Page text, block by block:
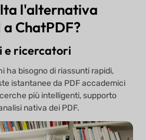
l'alternativa
a ChatPDF?
e ricercatori
ha bisogno di riassunti rapidi,
istantanee da PDF accademici
più intelligenti, supporto
nativa dei PDF.